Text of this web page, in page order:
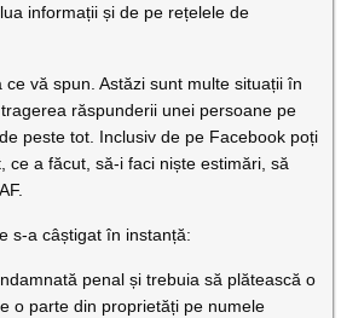
informații și de pe rețelele de
ce vă spun. Astăzi sunt multe situații în
răspunderii unei persoane pe
peste tot. Inclusiv de pe Facebook poți
ce a făcut, să-i faci niște estimări, să
s-a câștigat în instanță:
penal și trebuia să plătească o
o parte din proprietăți pe numele